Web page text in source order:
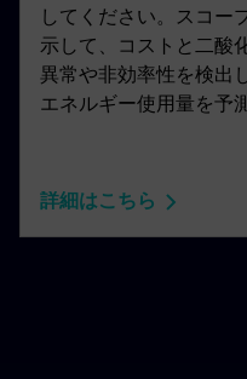
してください。スコー
示して、コストと二酸
異常や非効率性を検出
エネルギー使用量を予
詳細はこちら